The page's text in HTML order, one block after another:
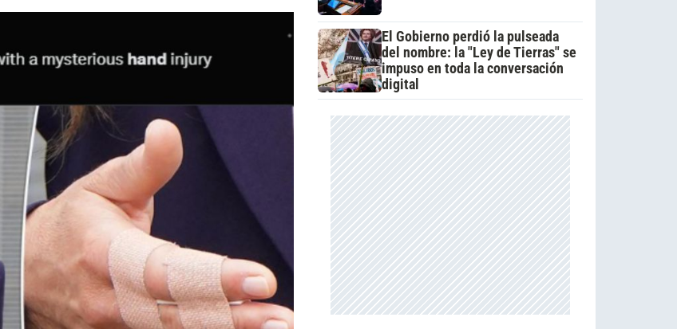
El Gobierno perdió la pulseada
del nombre: la "Ley de Tierras" se
impuso en toda la conversación
digital